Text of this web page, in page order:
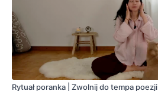
Rytuał poranka | Zwolnij do tempa poezji